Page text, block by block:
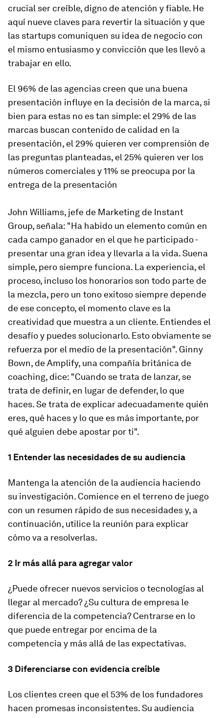
crucial ser creíble, digno de atención y fiable. He
aquí nueve claves para revertir la situación y que
las startups comuniquen su idea de negocio con
el mismo entusiasmo y convicción que les llevó a
trabajar en ello.
El 96% de las agencias creen que una buena
presentación influye en la decisión de la marca, si
bien para estas no es tan simple: el 29% de las
marcas buscan contenido de calidad en la
presentación, el 29% quieren ver comprensión de
las preguntas planteadas, el 25% quieren ver los
números comerciales y 11% se preocupa por la
entrega de la presentación
John Williams, jefe de Marketing de Instant
Group, señala: "Ha habido un elemento común en
cada campo ganador en el que he participado -
presentar una gran idea y llevarla a la vida. Suena
simple, pero siempre funciona. La experiencia, el
proceso, incluso los honorarios son todo parte de
la mezcla, pero un tono exitoso siempre depende
de ese concepto, el momento clave es la
creatividad que muestra a un cliente. Entiendes el
desafío y puedes solucionarlo. Esto obviamente se
refuerza por el medio de la presentación". Ginny
Bown, de Amplify, una compañía británica de
coaching, dice: "Cuando se trata de lanzar, se
trata de definir, en lugar de defender, lo que
haces. Se trata de explicar adecuadamente quién
eres, qué haces y lo que es más importante, por
qué alguien debe apostar por ti".
1 Entender las necesidades de su audiencia
Mantenga la atención de la audiencia haciendo
su investigación. Comience en el terreno de juego
con un resumen rápido de sus necesidades y, a
continuación, utilice la reunión para explicar
cómo va a resolverlas.
2 Ir más allá para agregar valor
¿Puede ofrecer nuevos servicios o tecnologías al
llegar al mercado? ¿Su cultura de empresa le
diferencia de la competencia? Centrarse en lo
que puede entregar por encima de la
competencia y más allá de las expectativas.
3 Diferenciarse con evidencia creíble
Los clientes creen que el 53% de los fundadores
hacen promesas inconsistentes. Su audiencia